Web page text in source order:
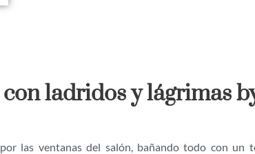
ladridos y lágrimas
las ventanas del salón, bañando todo con un